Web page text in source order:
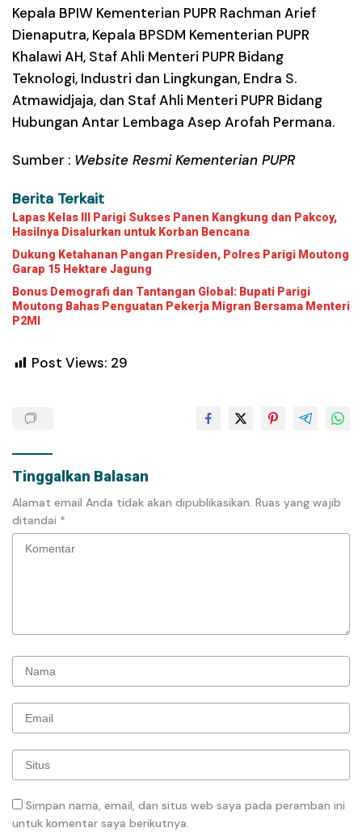
Kepala BPIW Kementerian PUPR Rachman Arief
Dienaputra, Kepala BPSDM Kementerian PUPR
Khalawi AH, Staf Ahli Menteri PUPR Bidang
Teknologi, Industri dan Lingkungan, Endra S.
Atmawidjaja, dan Staf Ahli Menteri PUPR Bidang
Hubungan Antar Lembaga Asep Arofah Permana.
Sumber : Website Resmi Kementerian PUPR
Berita Terkait
Lapas Kelas III Parigi Sukses Panen Kangkung dan Pakcoy,
Hasilnya Disalurkan untuk Korban Bencana
Dukung Ketahanan Pangan Presiden, Polres Parigi Moutong
Garap 15 Hektare Jagung
Bonus Demografi dan Tantangan Global: Bupati Parigi
Moutong Bahas Penguatan Pekerja Migran Bersama Menteri
P2MI
Post Views: 29
Tinggalkan Balasan
Alamat email Anda tidak akan dipublikasikan. Ruas yang wajib
ditandai *
Simpan nama, email, dan situs web saya pada peramban ini
untuk komentar saya berikutnya.